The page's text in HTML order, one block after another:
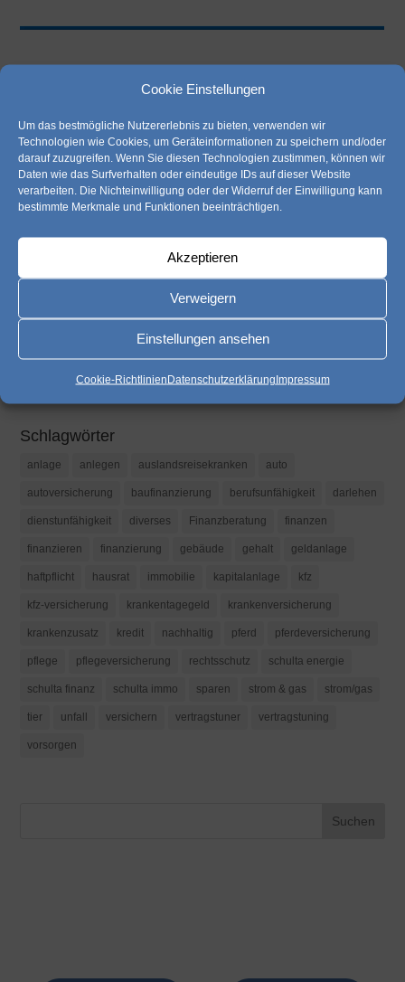
Cookie Einstellungen
Um das bestmögliche Nutzererlebnis zu bieten, verwenden wir
Technologien wie Cookies, um Geräteinformationen zu speichern und/oder
darauf zuzugreifen. Wenn Sie diesen Technologien zustimmen, können wir
Daten wie das Surfverhalten oder eindeutige IDs auf dieser Website
verarbeiten. Die Nichteinwilligung oder der Widerruf der Einwilligung kann
bestimmte Merkmale und Funktionen beeinträchtigen.
Akzeptieren
Verweigern
Einstellungen ansehen
Cookie-RichtlinienDatenschutzerklärungImpressum
Schlagwörter
anlage anlegen auslandsreisekranken auto
autoversicherung baufinanzierung berufsunfähigkeit darlehen
dienstunfähigkeit diverses Finanzberatung finanzen
finanzieren finanzierung gebäude gehalt geldanlage
haftpflicht hausrat immobilie kapitalanlage kfz
kfz-versicherung krankentagegeld krankenversicherung
krankenzusatz kredit nachhaltig pferd pferdeversicherung
pflege pflegeversicherung rechtsschutz schulta energie
schulta finanz schulta immo sparen strom & gas strom/gas
tier unfall versichern vertragstuner vertragstuning
vorsorgen